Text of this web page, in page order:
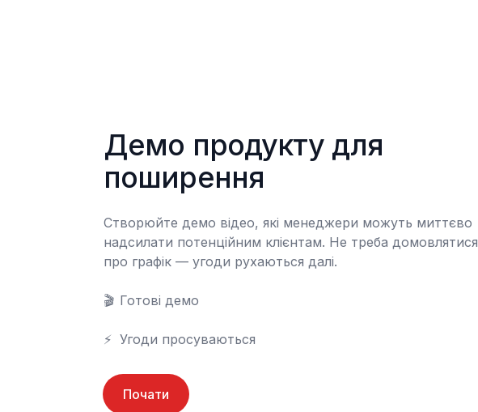
Демо продукту для
поширення
Створюйте демо відео, які менеджери можуть миттєво
надсилати потенційним клієнтам. Не треба домовлятися
про графік — угоди рухаються далі.
🎬	Готові демо
⚡	Угоди просуваються
Почати